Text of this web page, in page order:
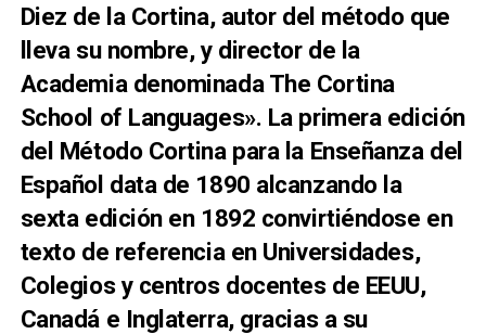
Diez de la Cortina, autor del método que
lleva su nombre, y director de la
Academia denominada The Cortina
School of Languages». La primera edición
del Método Cortina para la Enseñanza del
Español data de 1890 alcanzando la
sexta edición en 1892 convirtiéndose en
texto de referencia en Universidades,
Colegios y centros docentes de EEUU,
Canadá e Inglaterra, gracias a su